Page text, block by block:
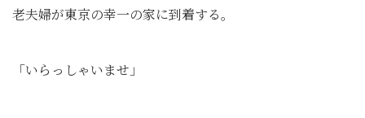
老夫婦が東京の幸一の家に到着する。
「いらっしゃいませ」